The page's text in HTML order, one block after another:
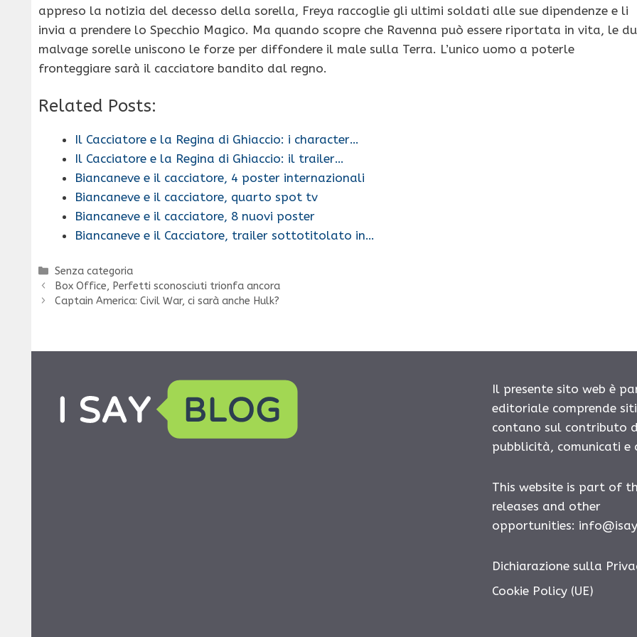
appreso la notizia del decesso della sorella, Freya raccoglie gli ultimi soldati alle sue dipendenze e li
invia a prendere lo Specchio Magico. Ma quando scopre che Ravenna può essere riportata in vita, le
malvage sorelle uniscono le forze per diffondere il male sulla Terra. L’unico uomo a poterle
fronteggiare sarà il cacciatore bandito dal regno.
Related Posts:
Il Cacciatore e la Regina di Ghiaccio: i character…
Il Cacciatore e la Regina di Ghiaccio: il trailer…
Biancaneve e il cacciatore, 4 poster internazionali
Biancaneve e il cacciatore, quarto spot tv
Biancaneve e il cacciatore, 8 nuovi poster
Biancaneve e il Cacciatore, trailer sottotitolato in…
Categorie
Senza categoria
Box Office, Perfetti sconosciuti trionfa ancora
Captain America: Civil War, ci sarà anche Hulk?
Il presente sito web è
editoriale comprende
contano sul contributo
pubblicità, comunicati
This website is part of
releases and other
opportunities:
Dichiarazione sulla
Cookie Policy (UE)